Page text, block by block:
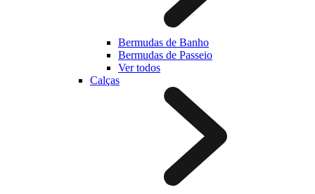
Bermudas de Banho
Bermudas de Passeio
Ver todos
Calças